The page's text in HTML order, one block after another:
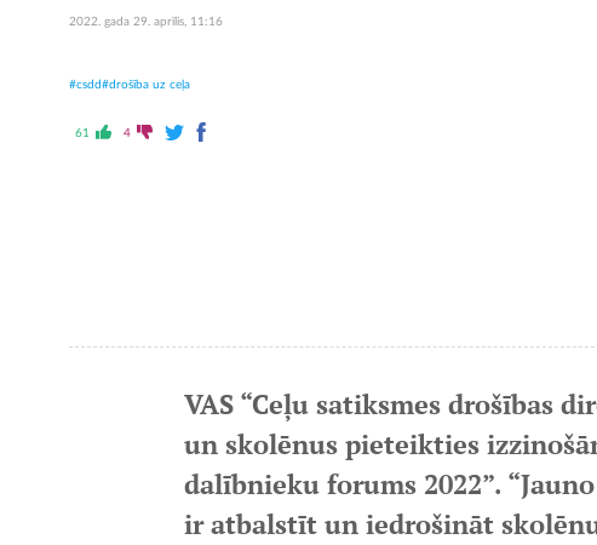
2022. gada 29. aprīlis, 11:16
61 4
#csdd#drošība uz ceļa
VAS “Ceļu satiksmes drošības
un skolēnus pieteikties
dalībnieku forums 2022”.
ir atbalstīt un iedrošināt